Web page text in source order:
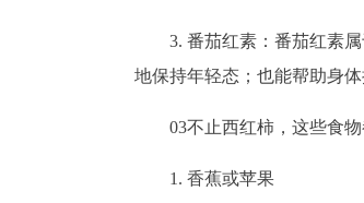
3. 番茄红素：番茄红素
地保持年轻态；也能帮助身
03不止西红柿，这些食
1. 香蕉或苹果